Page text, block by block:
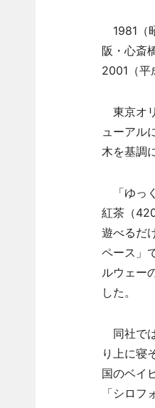
1981（
阪・心斎
2001（平
東京オ
ューアル
木を基調
「ゆっ
紅茶（
遊べるだ
ペース」
ルウェー
した。
同社で
り上に寝
国のベイ
「シロ